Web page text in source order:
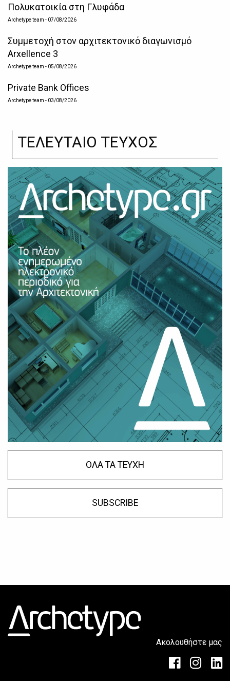
Πολυκατοικία στη Γλυφάδα
Archetype team - 07/08/2026
Συμμετοχή στον αρχιτεκτονικό διαγωνισμό
Arxellence 3
Archetype team - 05/08/2026
Private Bank Offices
Archetype team - 03/08/2026
ΤΕΛΕΥΤΑΙΟ ΤΕΥΧΟΣ
ΟΛΑ ΤΑ ΤΕΥΧΗ
SUBSCRIBE
Ακολουθήστε μας